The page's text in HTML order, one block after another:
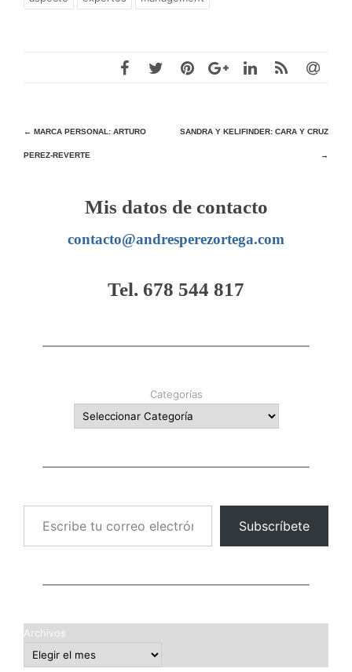
Navegación
de
← MARCA PERSONAL: ARTURO
PEREZ-REVERTE
SANDRA Y KELIFINDER: CARA Y CRUZ
→
Mis datos de contacto
contacto@andresperezortega.com
Tel. 678 544 817
Categorías
Escribe tu correo electrónico…
Subscríbete
Archivos